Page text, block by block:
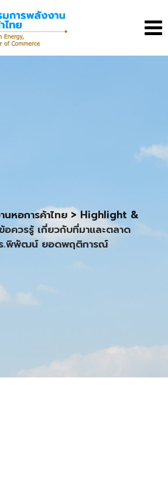
หอการค้าไทย >Highlight &
อควรรู้ เกี่ยวกับที่มาและตลาด
.พิพัฒน์ ยอดพฤติการณ์